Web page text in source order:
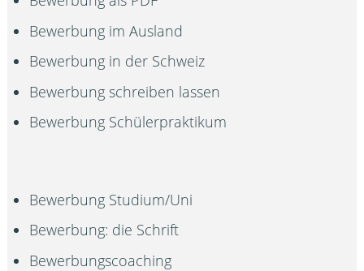
Bewerbung im Ausland
Bewerbung in der Schweiz
Bewerbung schreiben lassen
Bewerbung Schülerpraktikum
Bewerbung Studium/Uni
Bewerbung: die Schrift
Bewerbungscoaching